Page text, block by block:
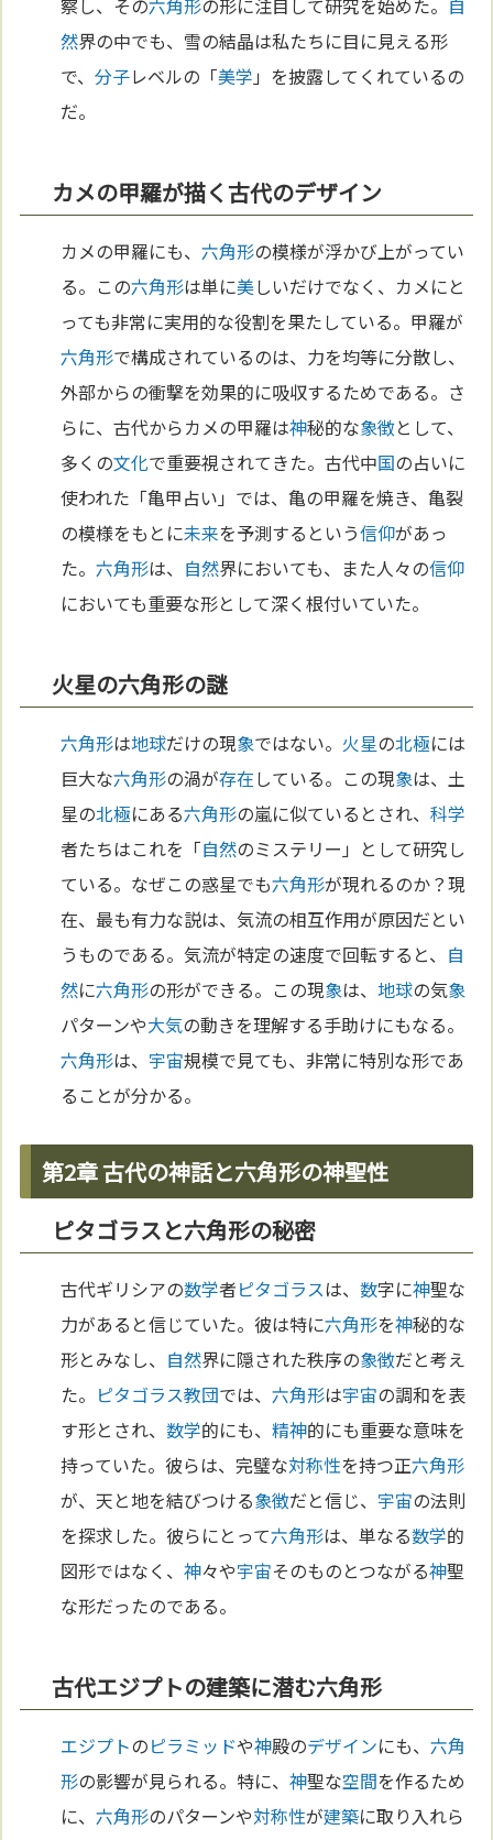
察し、その六角形の形に注目して研究を始めた。 自
然界の中でも、雪の結晶は私たちに目に見える形
で、分子レベルの「美学 」を披露してくれているの
だ。
カメの甲羅が描く古代のデザイン
カメの甲羅にも、六角形の模様が浮かび上がってい
る。この六角形は単に美しいだけでなく、カメにと
っても非常に実用的な役割を果たしている。甲羅が
六角形で構成されているのは、力を均等に分散し、
外部からの衝撃を効果的に吸収するためである。さ
らに、古代からカメの甲羅は神秘的な象徴として、
多くの文化で重要視されてきた。古代中国の占いに
使われた「亀甲占い」では、亀の甲羅を焼き、亀裂
の模様をもとに未来を予測するという信仰があっ
た。六角形は、 自然界においても、また人々の信仰
においても重要な形として深く根付いていた。
火星の六角形の謎
六角形は地球だけの現象ではない。 火星の北極には
巨大な六角形の渦が存在している。この現象は、土
星の北極にある六角形の嵐に似ているとされ、科学
者たちはこれを「自然のミステリー」として研究し
ている。なぜこの惑星でも六角形が現れるのか？現
在、最も有力な説は、気流の相互作用が原因だとい
うものである。気流が特定の速度で回転すると、 自
然に六角形の形ができる。この現象は、地球の気象
パターンや大気の動きを理解する手助けにもなる。
六角形は、 宇宙規模で見ても、非常に特別な形であ
ることが分かる。
第2章 古代の神話と六角形の神聖性
ピタゴラスと六角形の秘密
古代ギリシアの数学者ピタゴラスは、数字に神聖な
力があると信じていた。彼は特に六角形を神秘的な
形とみなし、 自然界に隠された秩序の象徴だと考え
た。 ピタゴラス教団では、六角形は宇宙の調和を表
す形とされ、数学的にも、精神的にも重要な意味を
持っていた。彼らは、完璧な対称性を持つ正六角形
が、天と地を結びつける象徴だと信じ、 宇宙の法則
を探求した。彼らにとって六角形は、単なる数学的
図形ではなく、神々や宇宙そのものとつながる神聖
な形だったのである。
古代エジプトの建築に潜む六角形
エジプトのピラミッドや神殿のデザインにも、六角
形の影響が見られる。特に、神聖な空間を作るため
に、六角形のパターンや対称性が建築に取り入れら